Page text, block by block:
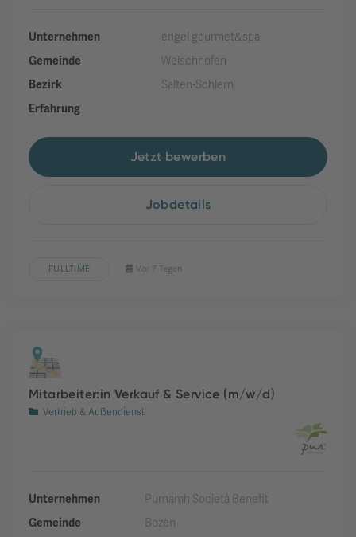
Unternehmen
engel gourmet&spa
Gemeinde
Welschnofen
Bezirk
Salten-Schlern
Erfahrung
Jetzt bewerben
Jobdetails
FULLTIME Vor 7 Tagen
Mitarbeiter:in Verkauf & Service (m/w/d)
Vertrieb & Außendienst
Unternehmen
Purnamh Società Benefit
Gemeinde
Bozen